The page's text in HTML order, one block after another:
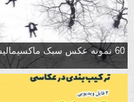
60 نمونه عکس سبک ماکسیمالیسم